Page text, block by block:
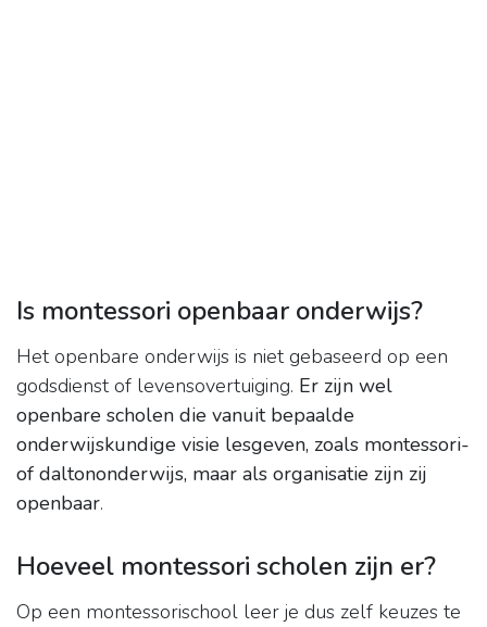
Is montessori openbaar onderwijs?
Het openbare onderwijs is niet gebaseerd op een
godsdienst of levensovertuiging. Er zijn wel
openbare scholen die vanuit bepaalde
onderwijskundige visie lesgeven, zoals montessori-
of daltononderwijs, maar als organisatie zijn zij
openbaar.
Hoeveel montessori scholen zijn er?
Op een montessorischool leer je dus zelf keuzes te